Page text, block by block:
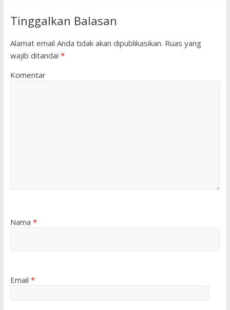
Tinggalkan Balasan
Alamat email Anda tidak akan dipublikasikan. Ruas yang
wajib ditandai *
Komentar
Nama *
Email *